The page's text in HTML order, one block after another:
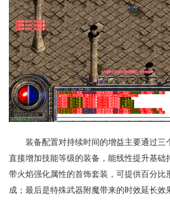
装备配置对持续时间的增益主要通过三
直接增加技能等级的装备，能线性提升基础
带火焰强化属性的首饰套装，可提供百分比
成；最后是特殊武器附魔带来的时效延长效